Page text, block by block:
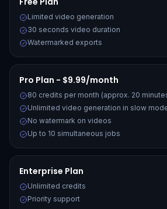
Limited video generation
30 seconds video duration
Watermarked exports
Pro Plan - $9.99/month
80 credits per month (approx. 20
Unlimited video generation in slow
No watermark on videos
Up to 10 simultaneous jobs
Enterprise Plan
Unlimited credits
Priority support